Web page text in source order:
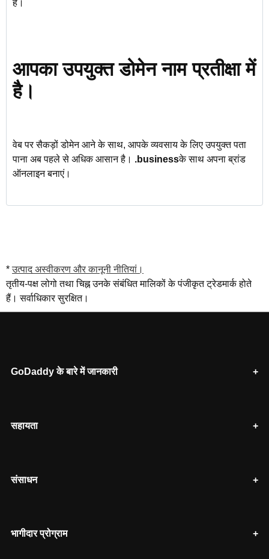
हैं।
आपका उपयुक्त डोमेन नाम प्रतीक्षा में
है।
वेब पर सैकड़ों डोमेन आने के साथ, आपके व्यवसाय के लिए उपयुक्त पता
पाना अब पहले से अधिक आसान है। .businessके साथ अपना ब्रांड
ऑनलाइन बनाएं।
*उत्पाद अस्वीकरण और कानूनी नीतियां।
तृतीय-पक्ष लोगो तथा चिह्न उनके संबंधित मालिकों के पंजीकृत ट्रेडमार्क होते
हैं। सर्वाधिकार सुरक्षित।
GoDaddy के बारे में जानकारी
सहायता
संसाधन
भागीदार प्रोग्राम